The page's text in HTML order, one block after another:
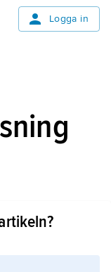
Logga in